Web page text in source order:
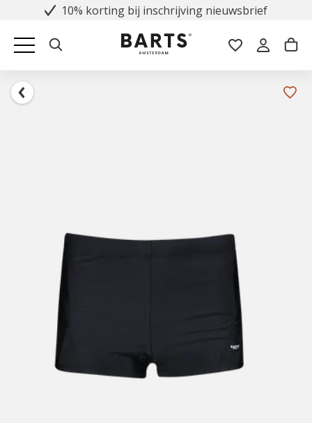
10% korting bij inschrijving nieuwsbrief